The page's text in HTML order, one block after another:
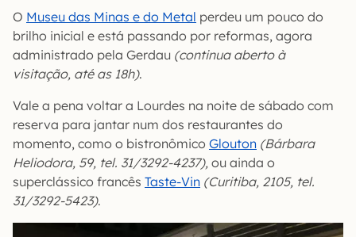
O Museu das Minas e do Metal perdeu um pouco do
brilho inicial e está passando por reformas, agora
administrado pela Gerdau (continua aberto à
visitação, até as 18h).
Vale a pena voltar a Lourdes na noite de sábado com
reserva para jantar num dos restaurantes do
momento, como o bistronômico Glouton (Bárbara
Heliodora, 59, tel. 31/3292-4237), ou ainda o
superclássico francês Taste-Vin (Curitiba, 2105, tel.
31/3292-5423).